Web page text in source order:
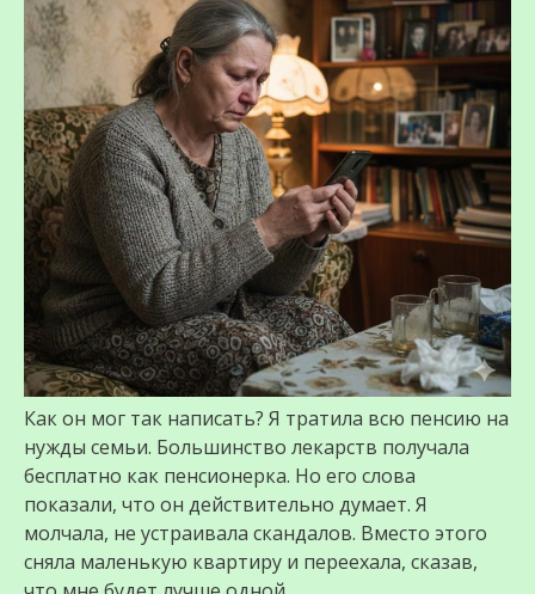
Как он мог так написать? Я тратила всю пенсию на
нужды семьи. Большинство лекарств получала
бесплатно как пенсионерка. Но его слова
показали, что он действительно думает. Я
молчала, не устраивала скандалов. Вместо этого
сняла маленькую квартиру и переехала, сказав,